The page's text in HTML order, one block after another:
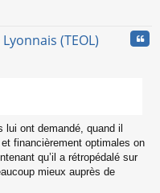
(TEOL)
lui ont demandé, quand il
financièrement optimales on
qu’il a rétropédalé sur
mieux auprès de